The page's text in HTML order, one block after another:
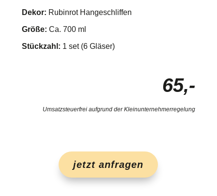
Dekor: Rubinrot Hangeschliffen
Größe: Ca. 700 ml
Stückzahl: 1 set (6 Gläser)
65,-
Umsatzsteuerfrei aufgrund der Kleinunternehmerregelung
jetzt anfragen